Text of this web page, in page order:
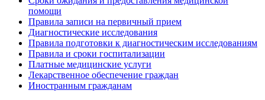
помощи
Правила записи на первичный прием
Диагностические исследования
Правила подготовки к диагностическим исследованиям
Правила и сроки госпитализации
Платные медицинские услуги
Лекарственное обеспечение граждан
Иностранным гражданам